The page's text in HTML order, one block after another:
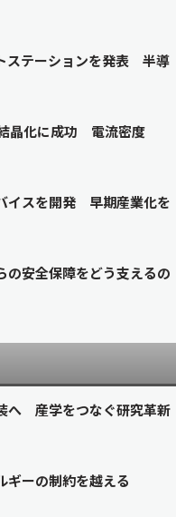
ステーションを発表 半導
晶化に成功 電流密度
イスを開発 早期産業化を
の安全保障をどう支えるの
へ 産学をつなぐ研究革新
ギーの制約を越える